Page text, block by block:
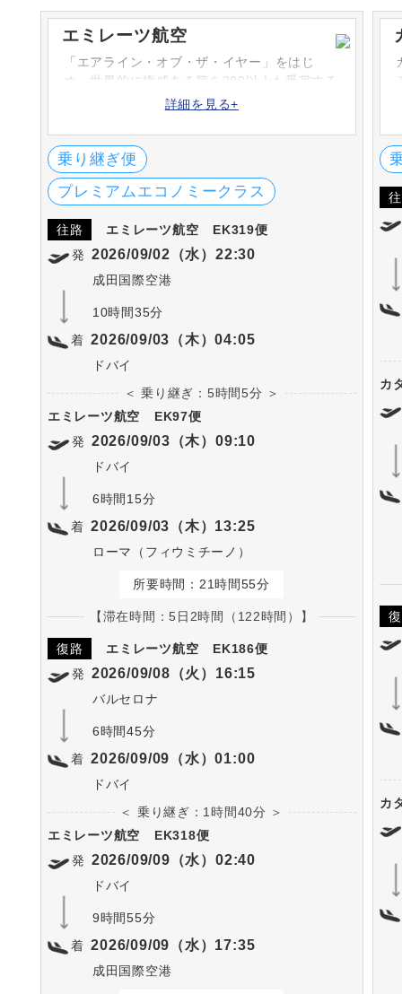
エミレーツ航空
「エアライン・オブ・ザ・イヤー」をはじ
め、世界的に権威ある賞を300以上も受賞する
エミレーツ航空。1985年に設立し、アラブ首
ジア・アフリカ・ヨーロッパ・北米・中南米
など世界各国へ就航をしています。
詳細を見る+
乗り継ぎ便
プレミアムエコノミークラス
往路 エミレーツ航空
EK319便
発 2026/09/02（水）22:30
成田国際空港
10時間35分
着 2026/09/03（木）04:05
ドバイ
＜ 乗り継ぎ：5時間5分 ＞
エミレーツ航空
EK97便
発 2026/09/03（木）09:10
ドバイ
6時間15分
着 2026/09/03（木）13:25
ローマ（フィウミチーノ）
所要時間：21時間55分
【滞在時間：5日2時間（122時間）】
復路 エミレーツ航空
EK186便
発 2026/09/08（火）16:15
バルセロナ
6時間45分
着 2026/09/09（水）01:00
ドバイ
＜ 乗り継ぎ：1時間40分 ＞
エミレーツ航空
EK318便
発 2026/09/09（水）02:40
ドバイ
9時間55分
着 2026/09/09（水）17:35
成田国際空港
カ
カ